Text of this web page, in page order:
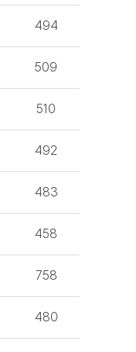
494
509
510
492
483
458
758
480